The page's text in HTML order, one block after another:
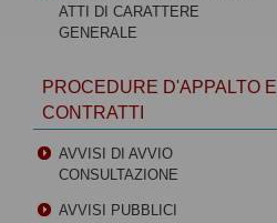
ATTI DI CARATTERE
GENERALE
PROCEDURE D'APPALTO E
CONTRATTI
AVVISI DI AVVIO
CONSULTAZIONE
AVVISI PUBBLICI